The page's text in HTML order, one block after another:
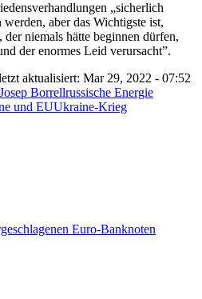
„sicherlich
aber das Wichtigste ist,
niemals hätte beginnen dürfen,
der enormes Leid verursacht”.
aktualisiert: Mar 29, 2022 - 07:52
Josep Borrellrussische Energie
und EUUkraine-Krieg
Euro-Banknoten